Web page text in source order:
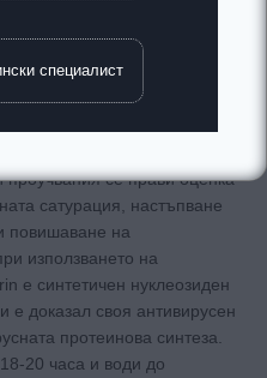
на дехидратация, а
което налага тяхната
проучвания се прави оценка
сатурация, настъпване
повишаване на
използването на
е синтетичен нуклеозиден
е доказал своя антивирусен
протеинова синтеза.
20 часа и води до
специалист